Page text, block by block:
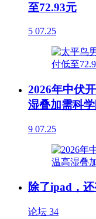
至72.93元
5 07.25
2026年中伏
湿叠加需科
9 07.25
除了ipad，
论坛 34